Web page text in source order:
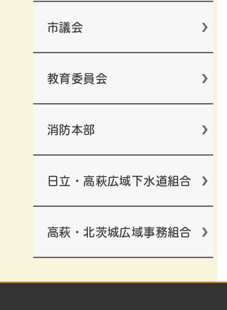
市議会
教育委員会
消防本部
日立・高萩広域下水道組合
高萩・北茨城広域事務組合